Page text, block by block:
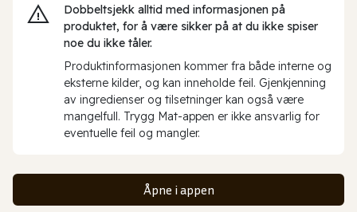
Dobbeltsjekk alltid med informasjonen på
produktet, for å være sikker på at du ikke spiser
noe du ikke tåler.
Produktinformasjonen kommer fra både interne og
eksterne kilder, og kan inneholde feil. Gjenkjenning
av ingredienser og tilsetninger kan også være
mangelfull. Trygg Mat-appen er ikke ansvarlig for
eventuelle feil og mangler.
Åpne i appen